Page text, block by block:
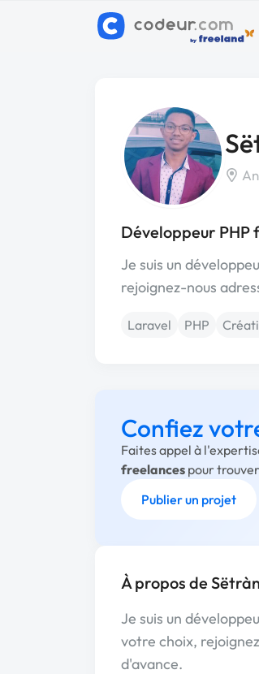
Développeur
Je suis un
rejoignez-nous
Laravel PHP
Confiez
Faites appel à
freelances pour
Publier un projet
À propos de
Je suis un
votre choix,
d'avance.